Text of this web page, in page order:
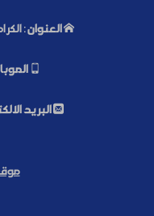
العنوان :
البريد